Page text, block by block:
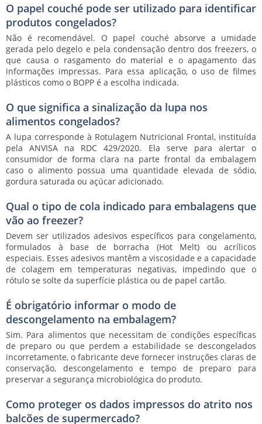
O papel couché pode ser utilizado para identificar
produtos congelados?
Não é recomendável. O papel couché absorve a umidade
gerada pelo degelo e pela condensação dentro dos freezers, o
que causa o rasgamento do material e o apagamento das
informações impressas. Para essa aplicação, o uso de filmes
plásticos como o BOPP é a escolha indicada.
O que significa a sinalização da lupa nos
alimentos congelados?
A lupa corresponde à Rotulagem Nutricional Frontal, instituída
pela ANVISA na RDC 429/2020. Ela serve para alertar o
consumidor de forma clara na parte frontal da embalagem
caso o alimento possua uma quantidade elevada de sódio,
gordura saturada ou açúcar adicionado.
Qual o tipo de cola indicado para embalagens que
vão ao freezer?
Devem ser utilizados adesivos específicos para congelamento,
formulados à base de borracha (Hot Melt) ou acrílicos
especiais. Esses adesivos mantêm a viscosidade e a capacidade
de colagem em temperaturas negativas, impedindo que o
rótulo se solte da superfície plástica ou de papel cartão.
É obrigatório informar o modo de
descongelamento na embalagem?
Sim. Para alimentos que necessitam de condições específicas
de preparo ou que perdem a estabilidade se descongelados
incorretamente, o fabricante deve fornecer instruções claras de
conservação, descongelamento e tempo de preparo para
preservar a segurança microbiológica do produto.
Como proteger os dados impressos do atrito nos
balcões de supermercado?